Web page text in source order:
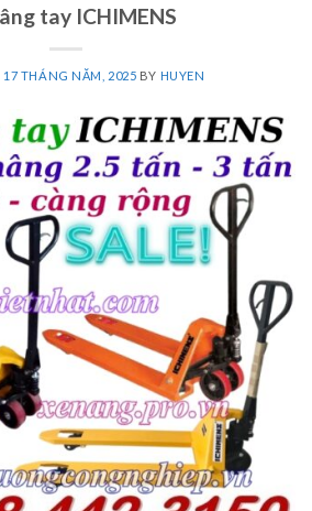
tay ICHIMENS
17 THÁNG NĂM, 2025 BY HUYEN